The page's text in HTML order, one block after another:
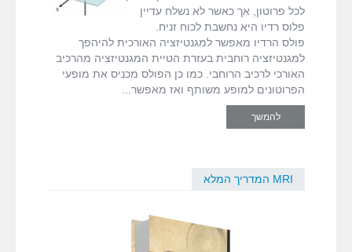
MRI המדריך המלא
דרושים
צור קשר
לכל פרוטון, אך כאשר לא נשלח עדיין
פלוס רדיו היא נחשבת לכוח זניח.
פולס הרדיו מאפשר למגנטיזציה האורכית להיהפך
למגנטיזציה רוחבית בעזרת הטיית המגנטיזציה מהרכיב
האורכי לרכיב הרוחבי. כמו כן הפולס מכניס את מופעי
הפרוטונים למופע משותף ואז מאפשר
להמשך
MRI המדריך המלא